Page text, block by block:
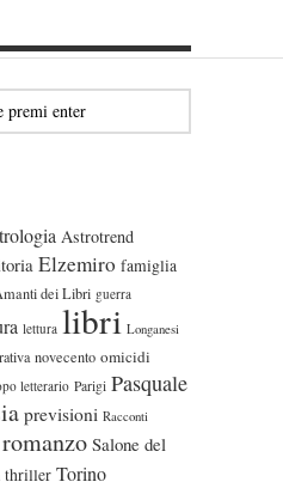
Astrotrend
Elzemiro famiglia
dei Libri guerra
lettura libri Longanesi
novecento omicidi
letterario Parigi Pasquale
previsioni Racconti
romanzo Salone del
thriller Torino